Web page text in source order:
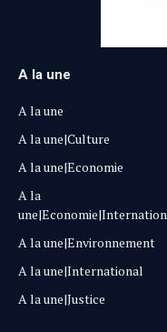
A la une
A la une
A la une|Culture
A la une|Economie
A la
A la une|Environnement
A la une|International
A la une|Justice